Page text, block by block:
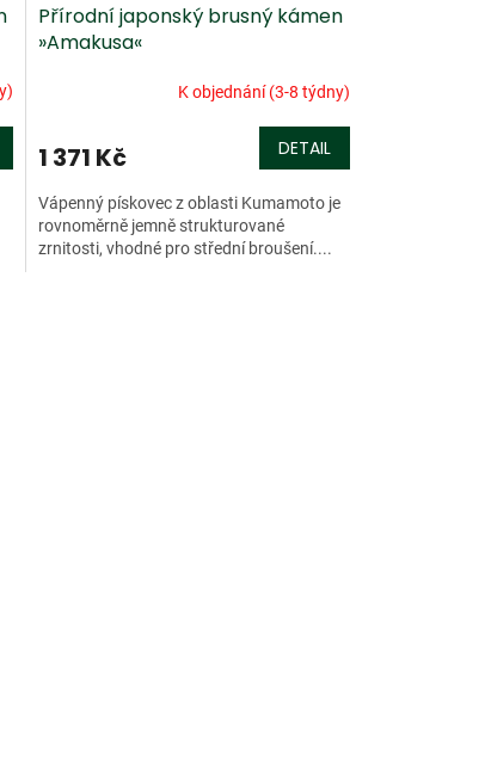
Přírodní japonský brusný kámen
»Amakusa«
K objednání (3-8 týdny)
1 371 Kč DETAIL
Vápenný pískovec z oblasti Kumamoto je
rovnoměrně jemně strukturované
zrnitosti, vhodné pro střední broušení....